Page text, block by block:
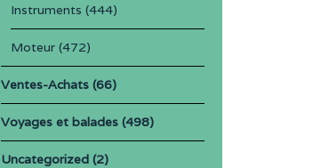
Instruments (444)
Moteur(472)
Ventes-Achats(66)
Voyages et balades(498)
Uncategorized(2)